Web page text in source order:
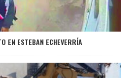
EN ESTEBAN ECHEVERRÍA